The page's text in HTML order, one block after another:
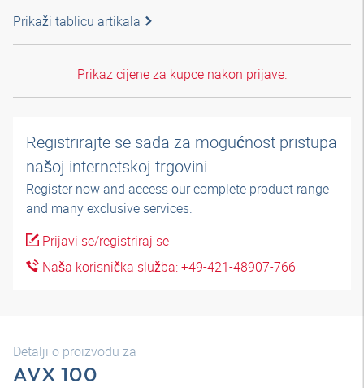
Prikaži tablicu artikala
Prikaz cijene za kupce nakon prijave.
Registrirajte se sada za mogućnost pristupa
našoj internetskoj trgovini.
Register now and access our complete product range
and many exclusive services.
Prijavi se/registriraj se
Naša korisnička služba: +49-421-48907-766
Detalji o proizvodu za
AVX 100